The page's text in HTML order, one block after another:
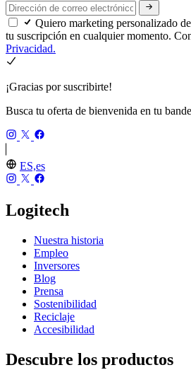
Quiero marketing personalizado
tu suscripción en cualquier momento.
Privacidad.
¡Gracias por suscribirte!
Busca tu oferta de bienvenida en tu
ES,es
Logitech
Nuestra historia
Empleo
Inversores
Blog
Prensa
Sostenibilidad
Reciclaje
Accesibilidad
Descubre los productos